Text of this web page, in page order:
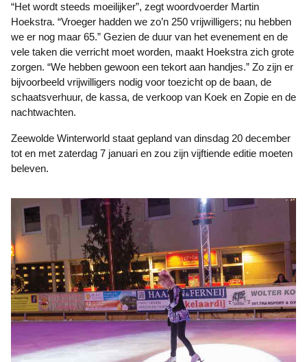
“Het wordt steeds moeilijker”, zegt woordvoerder Martin
Hoekstra. “Vroeger hadden we zo’n 250 vrijwilligers; nu hebben
we er nog maar 65.” Gezien de duur van het evenement en de
vele taken die verricht moet worden, maakt Hoekstra zich grote
zorgen. “We hebben gewoon een tekort aan handjes.” Zo zijn er
bijvoorbeeld vrijwilligers nodig voor toezicht op de baan, de
schaatsverhuur, de kassa, de verkoop van Koek en Zopie en de
nachtwachten.
Zeewolde Winterworld staat gepland van dinsdag 20 december
tot en met zaterdag 7 januari en zou zijn vijftiende editie moeten
beleven.